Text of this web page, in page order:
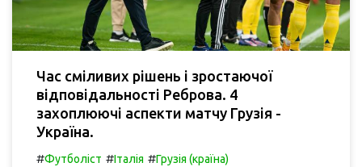
Час сміливих рішень і зростаючої
відповідальності Реброва. 4
захоплюючі аспекти матчу Грузія -
Україна.
#Футболіст #Італія #Грузія (країна)